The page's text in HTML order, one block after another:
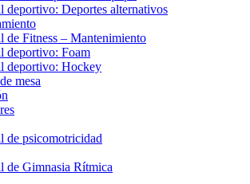
deportivo: Deportes alternativos
de Fitness – Mantenimiento
deportivo: Foam
deportivo: Hockey
mesa
de psicomotricidad
de Gimnasia Rítmica